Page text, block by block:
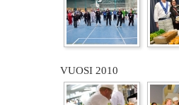
VUOSI 2010